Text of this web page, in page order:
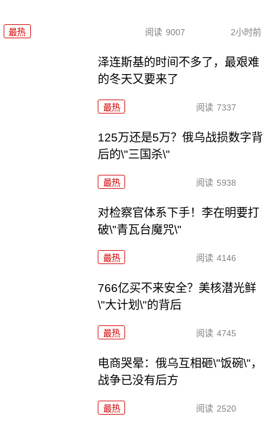
最热 阅读 9007 2小时前
泽连斯基的时间不多了，最艰难
的冬天又要来了
最热 阅读 7337
125万还是5万？俄乌战损数字背
后的\"三国杀\"
最热 阅读 5938
对检察官体系下手！李在明要打
破\"青瓦台魔咒\"
最热 阅读 4146
766亿买不来安全？美核潜光鲜
\"大计划\"的背后
最热 阅读 4745
电商哭晕：俄乌互相砸\"饭碗\"，
战争已没有后方
最热 阅读 2520